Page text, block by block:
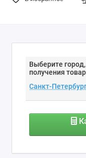
Выберите
получения